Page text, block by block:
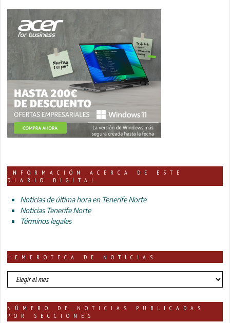
INFORMACIÓN ACERCA DE ESTE
DIARIO DIGITAL
Noticias de última hora en Tenerife Norte
Noticias Tenerife Norte
Términos legales
HEMEROTECA DE NOTICIAS
HEMEROTECA
DE
NÚMERO DE NOTICIAS PUBLICADAS
POR SECCIONES